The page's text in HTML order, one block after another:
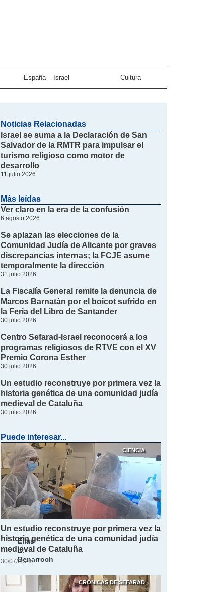
España – Israel Cultura
Elías
L.
Benarroch
Noticias Relacionadas
Israel se suma a la Declaración de San
Salvador de la RMTR para impulsar el
turismo religioso como motor de
desarrollo
11 julio 2026
Más leídas
Ver claro en la era de la confusión
6 agosto 2026
Se aplazan las elecciones de la
Comunidad Judía de Alicante por graves
discrepancias internas; la FCJE asume
temporalmente la dirección
31 julio 2026
La Fiscalía General remite la denuncia de
Marcos Barnatán por el boicot sufrido en
la Feria del Libro de Santander
30 julio 2026
Centro Sefarad-Israel reconocerá a los
programas religiosos de RTVE con el XV
Premio Corona Esther
30 julio 2026
Un estudio reconstruye por primera vez la
historia genética de una comunidad judía
medieval de Cataluña
30 julio 2026
Puede interesar...
CIENCIA
Un estudio reconstruye por primera vez la
historia genética de una comunidad judía
medieval de Cataluña
30/07/2026
CRÓNICAS DE SEFARAD